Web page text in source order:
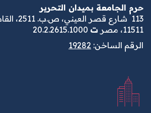
حرم الجامعة بميدان التحرير
113
شارع قصر العيني، ص.ب. 2511،
11511، مصر
ت20.2.2615.1000
الرقم الساخن:19282